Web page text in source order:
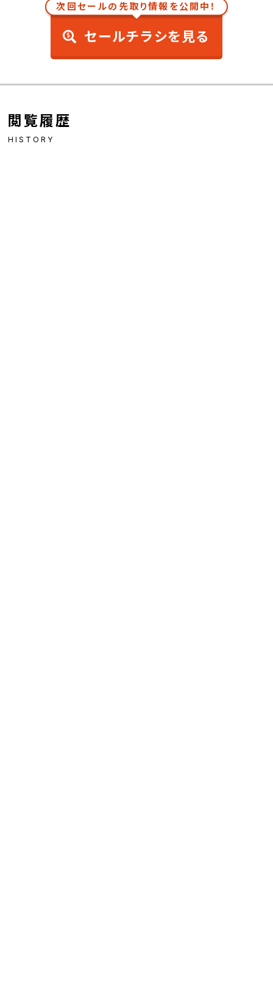
次回セールの先取り情報を公開中！
セールチラシを見る
閲覧履歴
HISTORY